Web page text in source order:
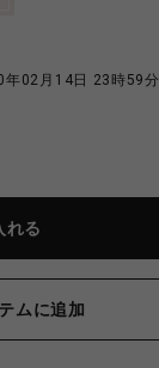
02月14日 23時59分
れる
ムに追加